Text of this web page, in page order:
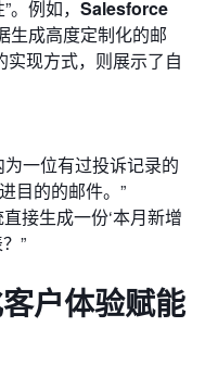
例如， Salesforce
生成高度定制化的邮
实现方式，则展示了自
一位有过投诉记录的
目的的邮件。”
接生成一份‘本月新增
”
户体验赋能